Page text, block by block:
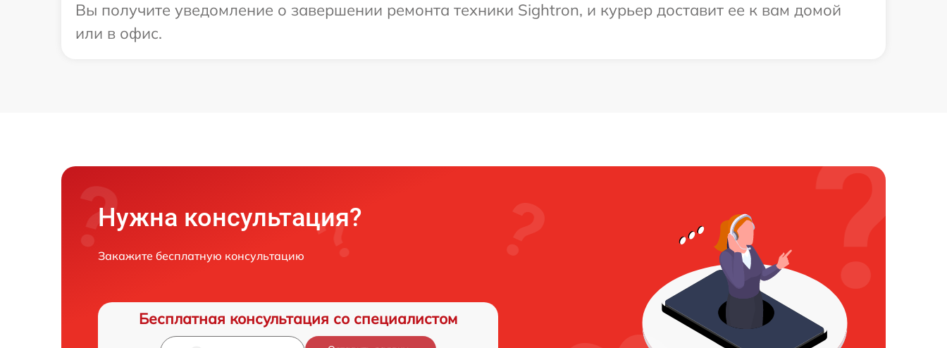
Вы получите уведомление о завершении ремонта техники Sightron, и курьер доставит ее к вам домой
или в офис.
Нужна консультация?
Закажите бесплатную консультацию
Бесплатная консультация со специалистом